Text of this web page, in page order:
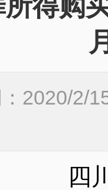
所得购
：2020/2/
四